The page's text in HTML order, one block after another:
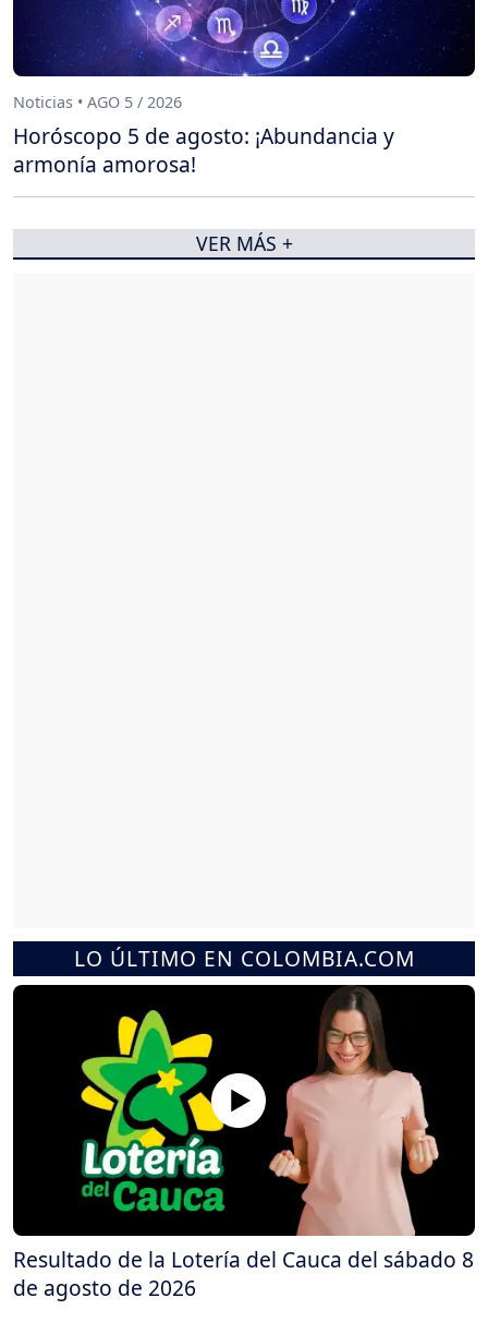
LO ÚLTIMO EN COLOMBIA.COM
Resultado de la Lotería del Cauca del sábado 8
de agosto de 2026
Noticias • AGO 5 / 2026
Horóscopo 5 de agosto: ¡Abundancia y
armonía amorosa!
VER MÁS +